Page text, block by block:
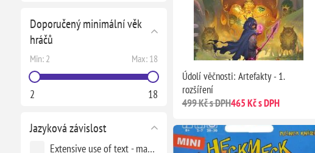
Doporučený minimální věk
hráčů
Min: 2 Max: 18
2 18
Jazyková závislost
Extensive use of text - massive conversion needed to be playable
Údolí věčnosti: Artefakty - 1.
rozšíření
499 Kč s DPH465 Kč s DPH